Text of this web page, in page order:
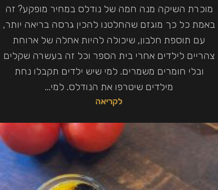
מוכרת השיקה מנה חמה של נודלס במחיר מופקע? זה
באמת כל כך מוגזם שהחלטנו להכין גרסה בריאה יותר,
עם תוספת חלבון, שיכולה להיות אחלה של ארוחת
צהריים לילדים אחרי בית הספר וכל זה בעשרה שקלים
ובלי חומרים משמרים. למי שיש ילדים תקבלו נחת
מילדים שיטרפו את הנודלס. למי...
לקריאה